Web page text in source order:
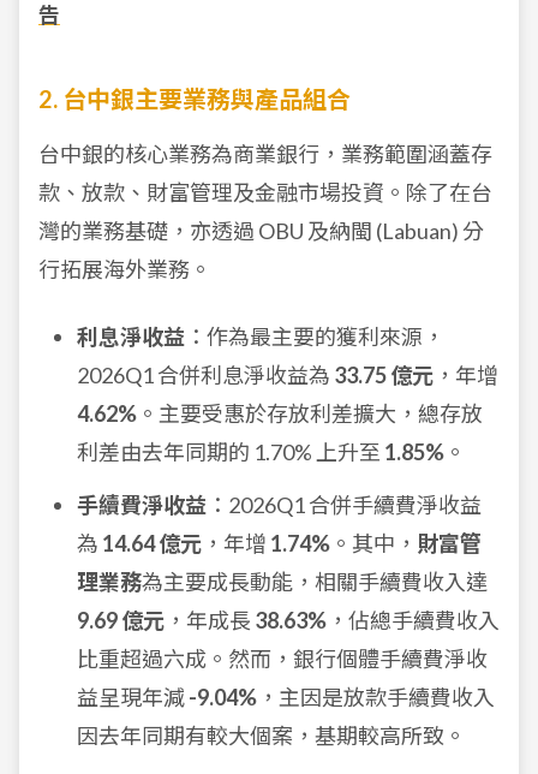
告
2. 台中銀主要業務與產品組合
台中銀的核心業務為商業銀行，業務範圍涵蓋存
款、放款、財富管理及金融市場投資。除了在台
灣的業務基礎，亦透過 OBU 及納閩 (Labuan) 分
行拓展海外業務。
利息淨收益 ：作為最主要的獲利來源，
2026Q1 合併利息淨收益為 33.75 億元 ，年增
4.62% 。主要受惠於存放利差擴大，總存放
利差由去年同期的 1.70% 上升至 1.85% 。
手續費淨收益 ：2026Q1 合併手續費淨收益
為 14.64 億元 ，年增 1.74% 。其中， 財富管
理業務為主要成長動能，相關手續費收入達
9.69 億元 ，年成長 38.63% ，佔總手續費收入
比重超過六成。然而，銀行個體手續費淨收
益呈現年減-9.04% ，主因是放款手續費收入
因去年同期有較大個案，基期較高所致。